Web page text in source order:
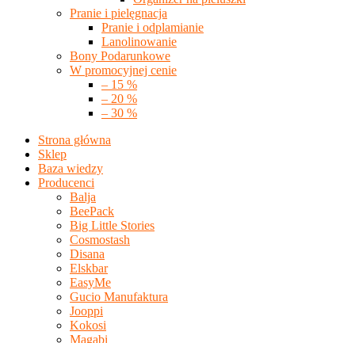
Pranie i pielęgnacja
Pranie i odplamianie
Lanolinowanie
Bony Podarunkowe
W promocyjnej cenie
– 15 %
– 20 %
– 30 %
Strona główna
Sklep
Baza wiedzy
Producenci
Balja
BeePack
Big Little Stories
Cosmostash
Disana
Elskbar
EasyMe
Gucio Manufaktura
Jooppi
Kokosi
Magabi